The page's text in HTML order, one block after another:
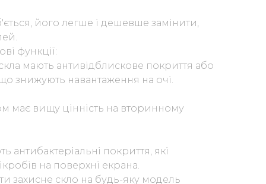
його легше і дешевше замінити,
функції:
мають антивідблискове покриття або
знижують навантаження на очі.
має вищу цінність на вторинному
антибактеріальні покриття, які
на поверхні екрана.
захисне скло на будь-яку модель